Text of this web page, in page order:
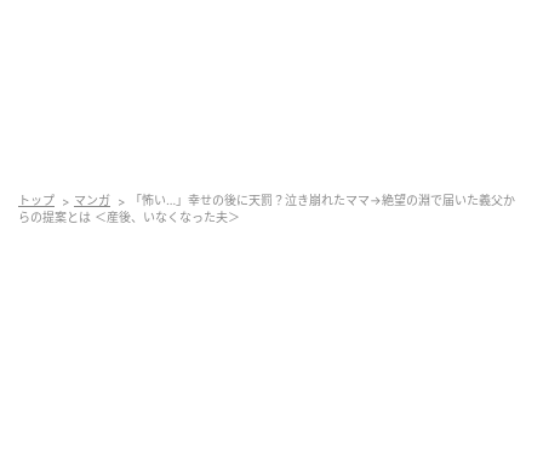
しにやってきた職場の上司の前で、レイナさんはあま
りのショックに泣き崩れてしまいました。
トップ マンガ
「怖い…」幸せの後に天罰？泣き崩れたママ→絶望の淵で届いた義父か
らの提案とは ＜産後、いなくなった夫＞